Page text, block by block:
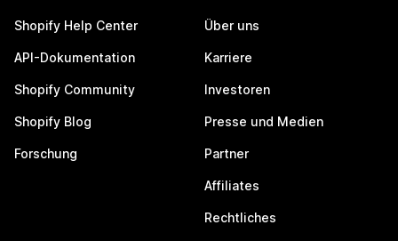
Shopify Help Center
API-Dokumentation
Shopify Community
Shopify Blog
Forschung
Über uns
Karriere
Investoren
Presse und Medien
Partner
Affiliates
Rechtliches